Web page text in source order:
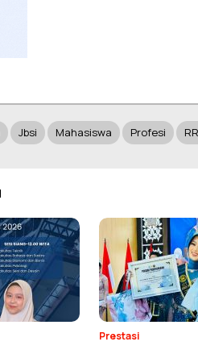
Jbsi Mahasiswa Profesi
Prestasi